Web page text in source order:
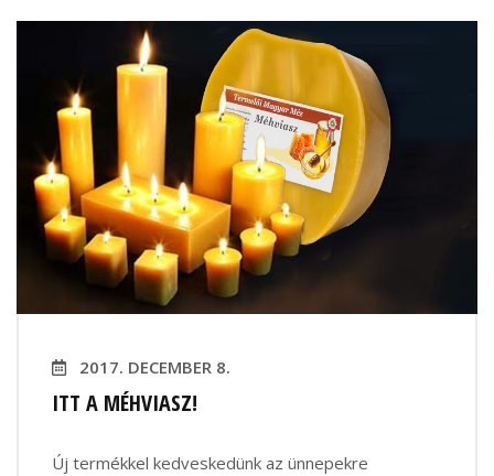
2017. DECEMBER 8.
ITT A MÉHVIASZ!
Új termékkel kedveskedünk az ünnepekre